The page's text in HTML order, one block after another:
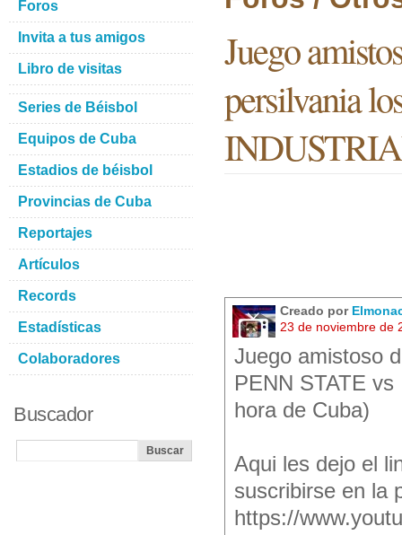
Juego
persilvania
Creado por
23 de noviembre de
Juego amistoso
PENN STATE
hora de Cuba)
Aqui les dejo el
suscribirse en la
https://
Foros
Invita a tus amigos
Libro de visitas
Series de Béisbol
Equipos de Cuba
Estadios de béisbol
Provincias de Cuba
Reportajes
Artículos
Records
Estadísticas
Colaboradores
Buscador